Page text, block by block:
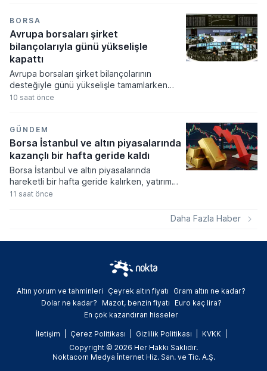
siyasi oluşum, dokuz günlük süreçte
ulaşılan rakamları ve bağışçı sayısını
kamuoyuyla paylaştı.
BORSA
Avrupa borsaları şirket
bilançolarıyla günü yükselişle
kapattı
Avrupa borsaları şirket bilançolarının
desteğiyle günü yükselişle tamamlarken
yatırımcılar ekonomik verilere odaklandı.
piyasalardaki enflasyon endişelerini canlı
tutuyor.
10 saat önce
GÜNDEM
Borsa İstanbul ve altın piyasalarında
kazançlı bir hafta geride kaldı
Borsa İstanbul ve altın piyasalarında
hareketli bir hafta geride kalırken, yatırım
araçlarının büyük çoğunluğu yatırımcısına
11 saat önce
Daha Fazla Haber
Altın yorum ve tahminleri Çeyrek altın fiyatı
Gram altın ne kadar?
Dolar ne kadar?
Mazot, benzin fiyatı
Euro kaç lira?
En çok kazandıran hisseler
İletişim Çerez Politikası Gizlilik Politikası
KVKK
Copyright © 2026 Her Hakkı Saklıdır.
Noktacom Medya İnternet Hiz. San. ve Tic. A.Ş.